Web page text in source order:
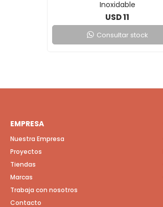
Inoxidable
USD11
Consultar stock
EMPRESA
Nuestra Empresa
Proyectos
Tiendas
Marcas
Trabaja con nosotros
Contacto